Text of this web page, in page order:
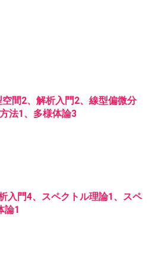
間2、解析入門2、線型偏微分
法1、多様体論3
入門4、スペクトル理論1、スペ
論1